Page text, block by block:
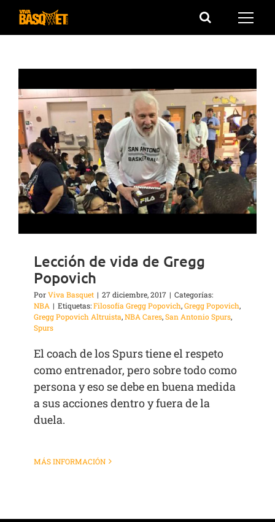
Saltar
Lección de vida de Gregg
Popovich
PorViva Basquet | 27 diciembre, 2017 | Categorías:
NBA | Etiquetas:Filosofía Gregg Popovich,Gregg Popovich,
Gregg Popovich Altruista,NBA Cares,San Antonio Spurs,
Spurs
El coach de los Spurs tiene el respeto
como entrenador, pero sobre todo como
persona y eso se debe en buena medida
a sus acciones dentro y fuera de la
duela.
MÁS INFORMACIÓN